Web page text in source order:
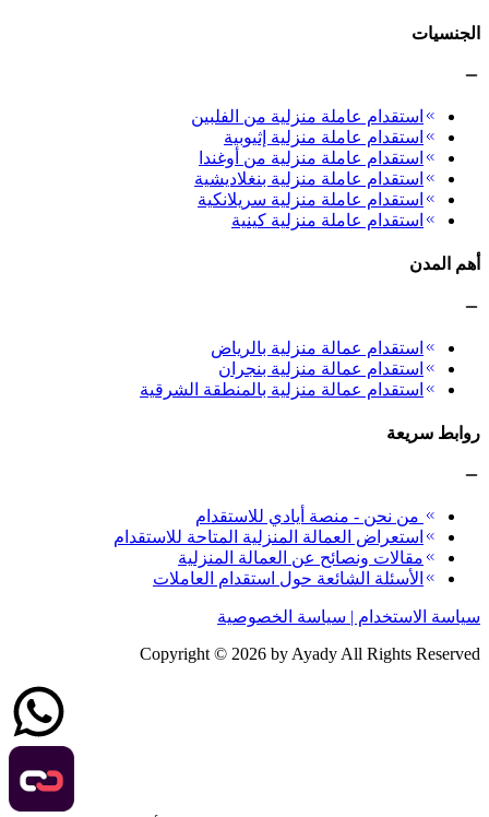
الجنسيات
استقدام عاملة منزلية من الفلبين
استقدام عاملة منزلية إثيوبية
استقدام عاملة منزلية من أوغندا
استقدام عاملة منزلية بنغلاديشية
استقدام عاملة منزلية سريلانكية
استقدام عاملة منزلية كينية
أهم المدن
استقدام عمالة منزلية بالرياض
استقدام عمالة منزلية بنجران
استقدام عمالة منزلية بالمنطقة الشرقية
روابط سريعة
من نحن - منصة أيادي للاستقدام
استعراض العمالة المنزلية المتاحة للاستقدام
مقالات ونصائح عن العمالة المنزلية
الأسئلة الشائعة حول استقدام العاملات
سياسة الاستخدام | سياسة الخصوصية
Copyright © 2026 by Ayady All Rights Reserved